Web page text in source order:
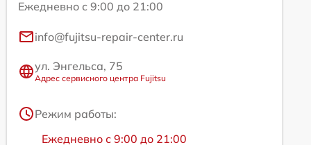
Ежедневно с 9:00 до 21:00
info@fujitsu-repair-center.ru
ул. Энгельса, 75
Адрес сервисного центра Fujitsu
Режим работы:
Ежедневно с 9:00 до 21:00